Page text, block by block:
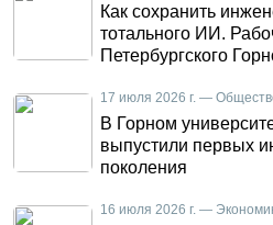
Как сохранить
тотального ИИ.
Петербургского
17 июля 2026 г. —
В Горном
выпустили первых
поколения
16 июля 2026 г. —